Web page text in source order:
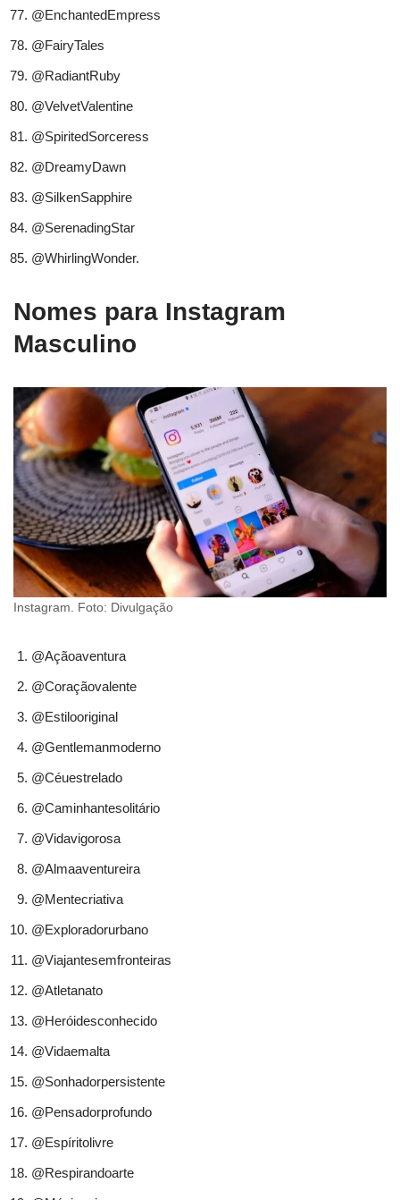
@EnchantedEmpress
@FairyTales
@RadiantRuby
@VelvetValentine
@SpiritedSorceress
@DreamyDawn
@SilkenSapphire
@SerenadingStar
@WhirlingWonder.
Nomes para Instagram
Masculino
Instagram. Foto: Divulgação
@Açãoaventura
@Coraçãovalente
@Estilooriginal
@Gentlemanmoderno
@Céuestrelado
@Caminhantesolitário
@Vidavigorosa
@Almaaventureira
@Mentecriativa
@Exploradorurbano
@Viajantesemfronteiras
@Atletanato
@Heróidesconhecido
@Vidaemalta
@Sonhadorpersistente
@Pensadorprofundo
@Espíritolivre
@Respirandoarte